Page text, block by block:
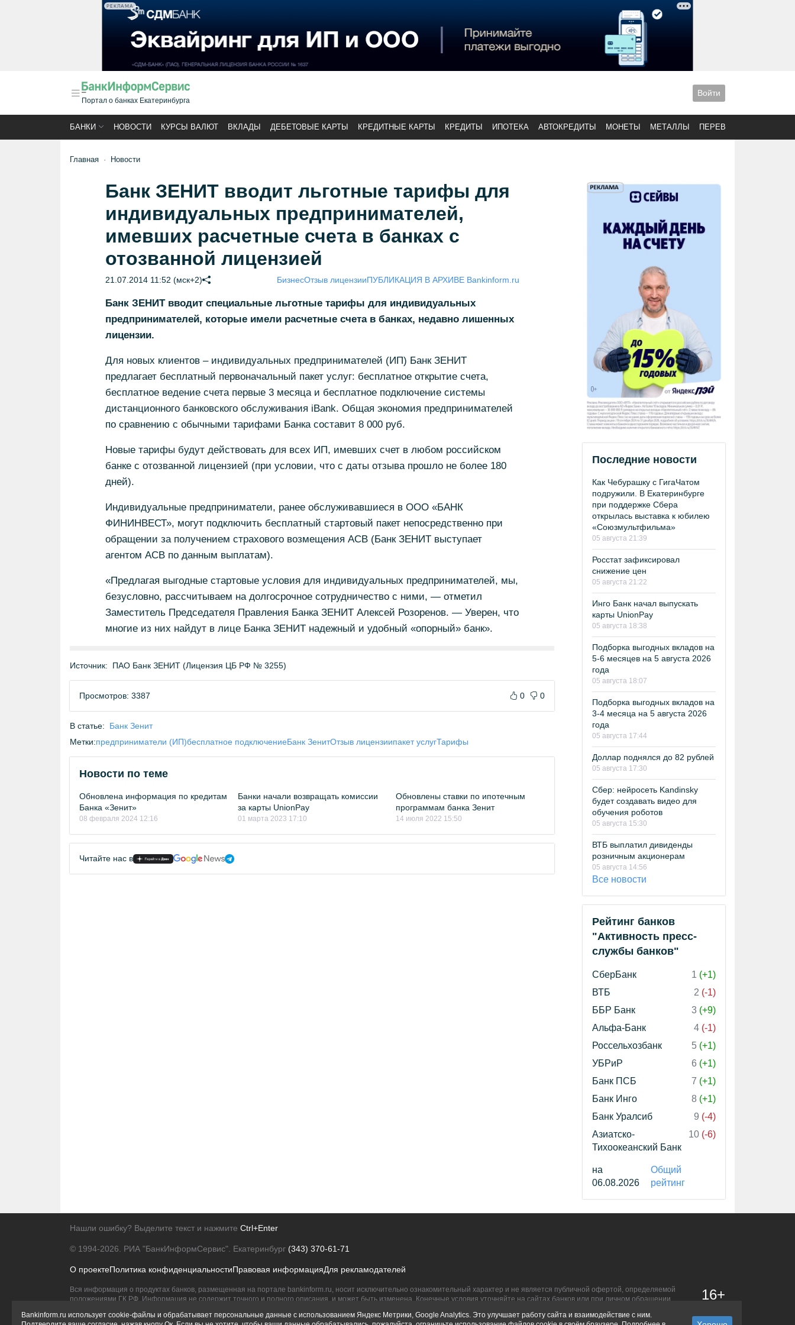
РЕКЛАМА
Портал о банках Екатеринбурга
Войти
БАНКИ НОВОСТИ КУРСЫ ВАЛЮТ ВКЛАДЫ ДЕБЕТОВЫЕ КАРТЫ КРЕДИТНЫЕ КАРТЫ КРЕДИТЫ ИПОТЕКА АВТОКРЕДИТЫ МОНЕТЫ МЕТАЛЛЫ ПЕРЕВОДЫ
Главная Новости
Банк ЗЕНИТ вводит льготные тарифы для
индивидуальных предпринимателей,
имевших расчетные счета в банках с
отозванной лицензией
21.07.2014 11:52 (мск+2) БизнесОтзыв лицензииПУБЛИКАЦИЯ В АРХИВЕ Bankinform.ru
Банк ЗЕНИТ вводит специальные льготные тарифы для индивидуальных
предпринимателей, которые имели расчетные счета в банках, недавно лишенных
лицензии.
Для новых клиентов – индивидуальных предпринимателей (ИП) Банк ЗЕНИТ
предлагает бесплатный первоначальный пакет услуг: бесплатное открытие счета,
бесплатное ведение счета первые 3 месяца и бесплатное подключение системы
дистанционного банковского обслуживания iBank. Общая экономия предпринимателей
по сравнению с обычными тарифами Банка составит 8 000 руб.
Новые тарифы будут действовать для всех ИП, имевших счет в любом российском
банке с отозванной лицензией (при условии, что с даты отзыва прошло не более 180
дней).
Индивидуальные предприниматели, ранее обслуживавшиеся в ООО «БАНК
ФИНИНВЕСТ», могут подключить бесплатный стартовый пакет непосредственно при
обращении за получением страхового возмещения АСВ (Банк ЗЕНИТ выступает
агентом АСВ по данным выплатам).
«Предлагая выгодные стартовые условия для индивидуальных предпринимателей, мы,
безусловно, рассчитываем на долгосрочное сотрудничество с ними, — отметил
Заместитель Председателя Правления Банка ЗЕНИТ Алексей Розоренов. — Уверен, что
многие из них найдут в лице Банка ЗЕНИТ надежный и удобный «опорный» банк».
Источник: ПАО Банк ЗЕНИТ (Лицензия ЦБ РФ № 3255)
Просмотров: 3387 0 0
В статье:
Банк Зенит
Метки:предприниматели (ИП)бесплатное подключениеБанк ЗенитОтзыв лицензиипакет услугТарифы
Новости по теме
Обновлена информация по кредитам
Банка «Зенит»
08 февраля 2024 12:16
Банки начали возвращать комиссии
за карты UnionPay
01 марта 2023 17:10
Обновлены ставки по ипотечным
программам банка Зенит
14 июля 2022 15:50
Читайте нас в
Последние новости
Как Чебурашку с ГигаЧатом
подружили. В Екатеринбурге
при поддержке Сбера
открылась выставка к юбилею
«Союзмультфильма»
05 августа 21:39
Росстат зафиксировал
снижение цен
05 августа 21:22
Инго Банк начал выпускать
карты UnionPay
05 августа 18:38
Подборка выгодных вкладов на
5-6 месяцев на 5 августа 2026
года
05 августа 18:07
Подборка выгодных вкладов на
3-4 месяца на 5 августа 2026
года
05 августа 17:44
Доллар поднялся до 82 рублей
05 августа 17:30
Сбер: нейросеть Kandinsky
будет создавать видео для
обучения роботов
05 августа 15:30
ВТБ выплатил дивиденды
розничным акционерам
05 августа 14:56
Все новости
Рейтинг банков
"Активность пресс-
службы банков"
СберБанк 1 (+1)
ВТБ
2 (-1)
ББР Банк
3 (+9)
Альфа-Банк
4 (-1)
Россельхозбанк
5 (+1)
УБРиР
6 (+1)
Банк ПСБ
7 (+1)
Банк Инго
8 (+1)
Банк Уралсиб
9 (-4)
Азиатско-
Тихоокеанский Банк
10 (-6)
на
06.08.2026
Общий
рейтинг
Нашли ошибку? Выделите текст и нажмите Ctrl+Enter
© 1994-2026. РИА "БанкИнформСервис". Екатеринбург (343) 370-61-71
О проектеПолитика конфиденциальностиПравовая информацияДля рекламодателей
Вся информация о продуктах банков, размещенная на портале bankinform.ru, носит исключительно ознакомительный характер и не является публичной офертой, определяемой
положениями ГК РФ. Информация не содержит точного и полного описания, и может быть изменена. Конечные условия уточняйте на сайтах банков или при личном обращении.
16+
Bankinform.ru использует cookie-файлы и обрабатывает персональные данные с использованием Яндекс Метрики, Google Analytics. Это улучшает работу сайта и взаимодействие с ним.